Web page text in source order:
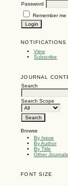
Password
Remember me
NOTIFICATIONS
View
Subscribe
JOURNAL
Search
Search Scope
Browse
By Issue
By Author
By Title
Other Journals
FONT SIZE